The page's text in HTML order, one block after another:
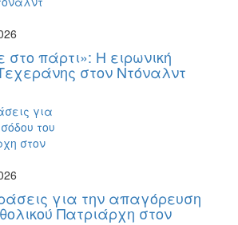
πάρτι»: Η ειρωνική
στον Ντόναλντ
για την απαγόρευση
Πατριάρχη στον